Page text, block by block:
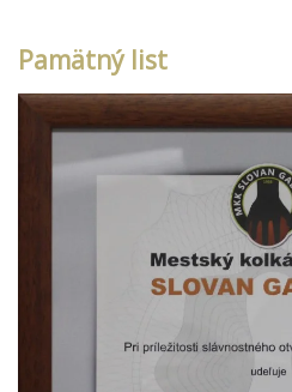
Pamätný list